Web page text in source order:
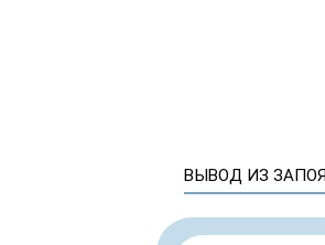
ВЫВОД ИЗ ЗАПОЯ